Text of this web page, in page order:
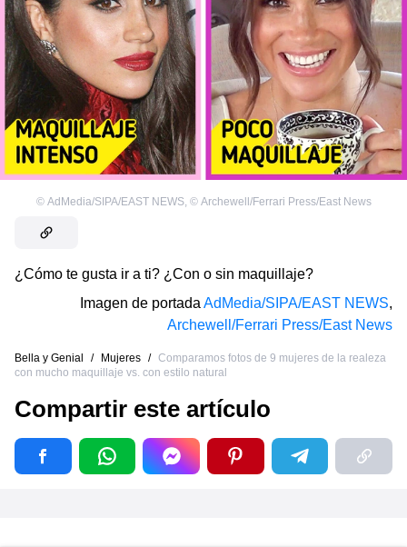
© AdMedia/SIPA/EAST NEWS, © Archewell/Ferrari Press/East News
¿Cómo te gusta ir a ti? ¿Con o sin maquillaje?
Imagen de portada AdMedia/SIPA/EAST NEWS,
Archewell/Ferrari Press/East News
Bella y Genial / Mujeres / Comparamos fotos de 9 mujeres de la realeza
con mucho maquillaje vs. con estilo natural
Compartir este artículo